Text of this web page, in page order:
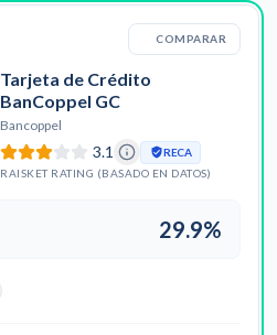
COMPARAR
Tarjeta de Crédito
BanCoppel GC
Bancoppel
3.1
RECA
RAISKET RATING (BASADO EN DATOS)
29.9%